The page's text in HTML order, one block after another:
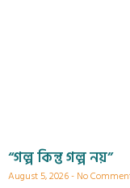
“গল্প কিন্তু গল্প নয়”
August 5, 2026 No